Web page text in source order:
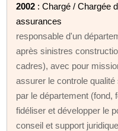
2002 : Chargé / Chargée
assurances
responsable d'un
après sinistres
cadres), avec pour
assurer le controle
par le département (fond,
fidéliser et développer le
conseil et support